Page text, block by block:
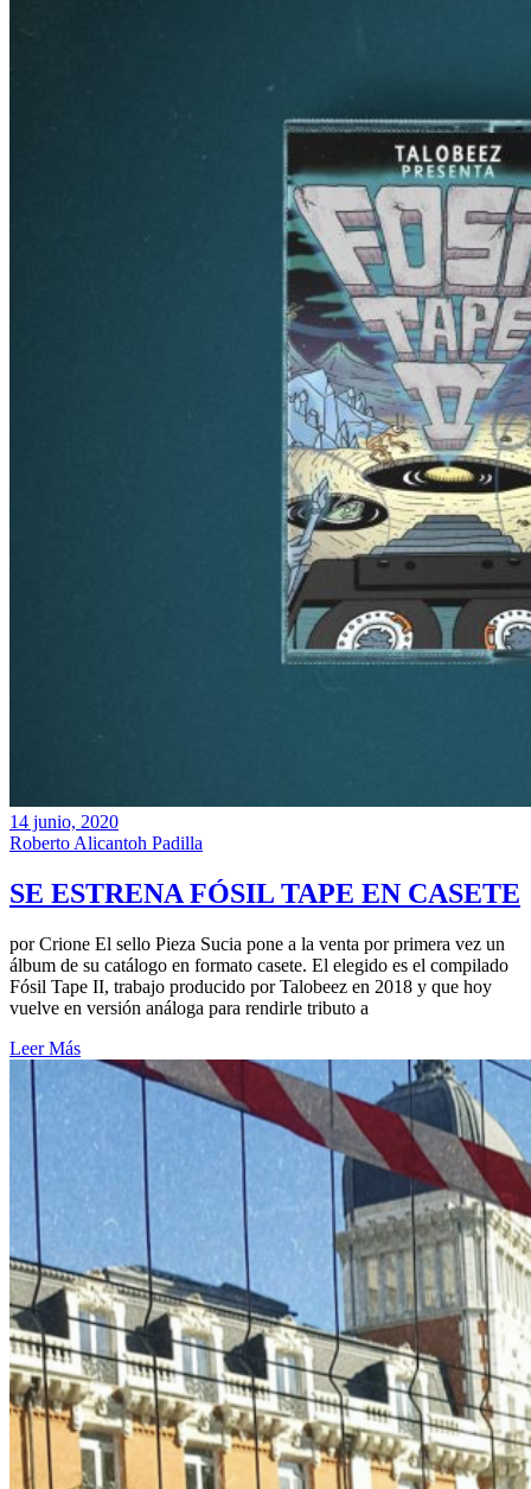
14 junio, 2020
Roberto Alicantoh Padilla
SE ESTRENA FÓSIL TAPE EN CASETE
por Crione El sello Pieza Sucia pone a la venta por primera vez un
álbum de su catálogo en formato casete. El elegido es el compilado
Fósil Tape II, trabajo producido por Talobeez en 2018 y que hoy
vuelve en versión análoga para rendirle tributo a
Leer Más